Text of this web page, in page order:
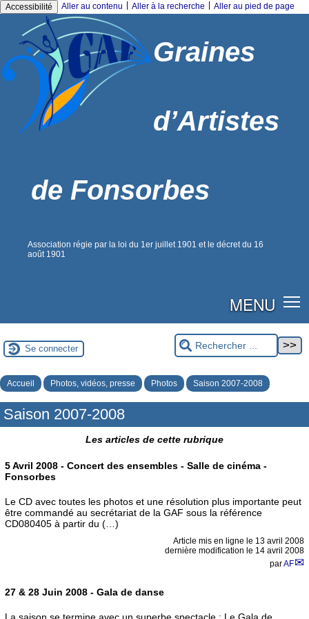
Accessibilité Aller au contenu Aller à la recherche Aller au pied de page
Graines
d’Artistes
de Fonsorbes
Association régie par la loi du 1er juillet 1901 et le décret du 16
août 1901
MENU
Se connecter
Accueil Photos, vidéos, presse Photos Saison 2007-2008
Saison 2007-2008
Les articles de cette rubrique
5 Avril 2008 - Concert des ensembles - Salle de cinéma -
Fonsorbes
Le CD avec toutes les photos et une résolution plus importante peut
être commandé au secrétariat de la GAF sous la référence
CD080405 à partir du (…)
Article mis en ligne le 13 avril 2008
dernière modification le 14 avril 2008
parAF
27 & 28 Juin 2008 - Gala de danse